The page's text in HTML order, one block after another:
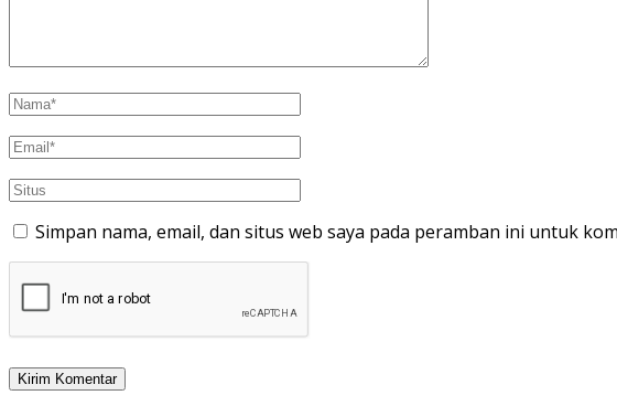
Simpan nama, email, dan situs web saya pada peramban ini untuk